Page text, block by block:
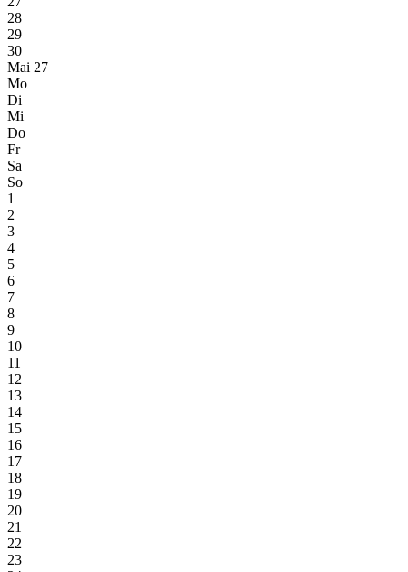
28
29
30
Mai 27
Mo
Di
Mi
Do
Fr
Sa
So
1
2
3
4
5
6
7
8
9
10
11
12
13
14
15
16
17
18
19
20
21
22
23